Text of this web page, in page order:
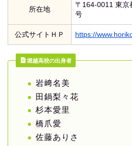
所在地
〒164-0011 東京
号
公式サイトＨＰ https://
堀越高校の出身者
岩﨑名美
田鍋梨々花
杉本愛里
橋爪愛
佐藤ありさ